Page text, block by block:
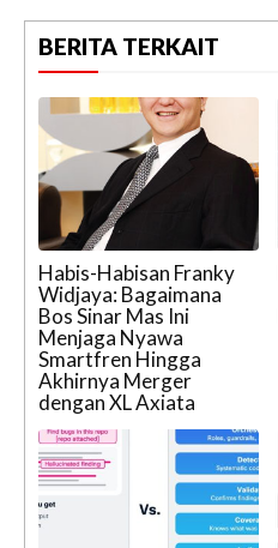
BERITA TERKAIT
Habis-Habisan Franky
Widjaya: Bagaimana
Bos Sinar Mas Ini
Menjaga Nyawa
Smartfren Hingga
Akhirnya Merger
dengan XL Axiata